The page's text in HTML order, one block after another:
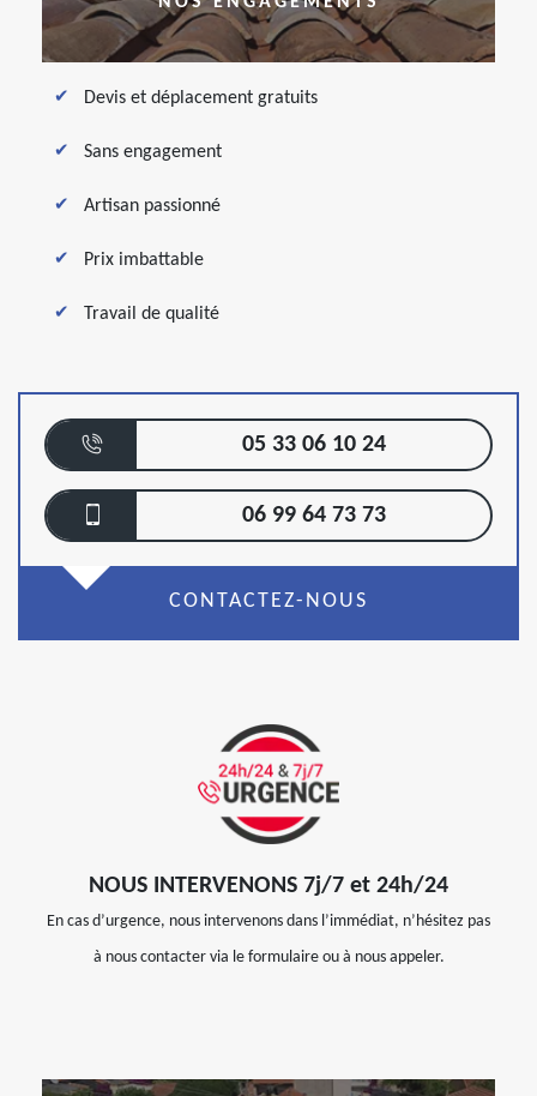
Devis et déplacement gratuits
Sans engagement
Artisan passionné
Prix imbattable
Travail de qualité
05 33 06 10 24
06 99 64 73 73
CONTACTEZ-NOUS
NOUS INTERVENONS 7j/7 et 24h/24
En cas d’urgence, nous intervenons dans l’immédiat, n’hésitez pas
à nous contacter via le formulaire ou à nous appeler.